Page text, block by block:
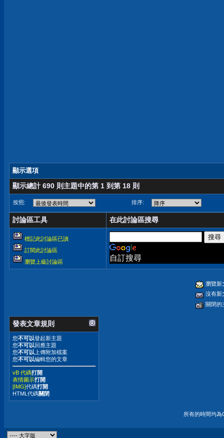
顯示選項
顯示總計 690 則主題中的第 1 到第 18 則
按照: 排序:
討論區工具 在此討論區搜尋
標記此討論區已讀
訂閱此討論區
瀏覽上級討論區
自訂搜尋
瀏覽新
沒有新
關閉的
發表文章規則
您不可以發起新主題
您不可以回應主題
您不可以 上傳附加檔案
您不可以編輯您的文章
vB 代碼打開
表情圖示打開
[IMG]代碼打開
HTML代碼關閉
所有的時間均為